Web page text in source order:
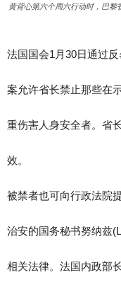
黄背心第六个周六行动时，巴黎
法国国会1月30日通过
案允许省长禁止那些在
重伤害人身安全者。省
效。
被禁者也可向行政法院
治安的国务秘书努纳兹
相关法律。法国内政部